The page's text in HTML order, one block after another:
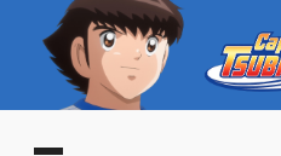
Main menu